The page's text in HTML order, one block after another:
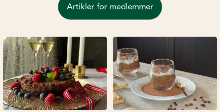
Artikler for medlemmer